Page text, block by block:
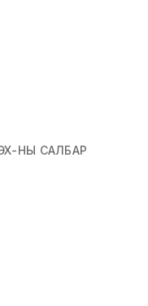
НЫ САЛБАР